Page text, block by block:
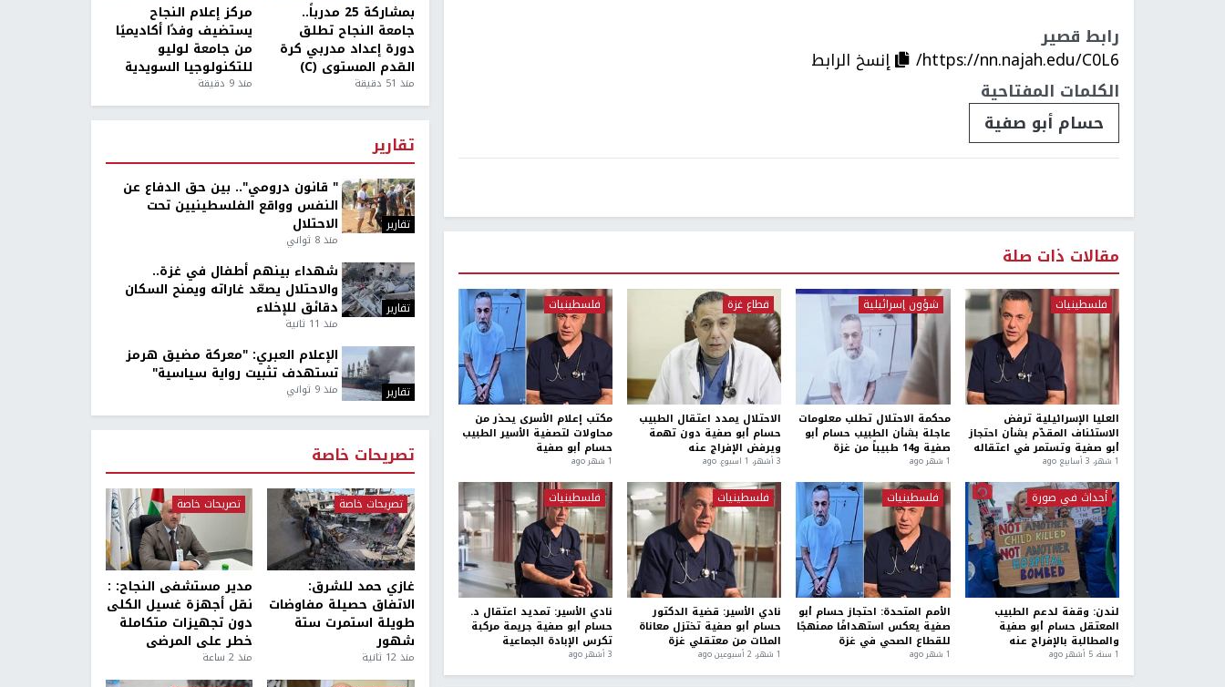
رابط قصير
https://nn.najah.edu/C0L6/
إنسخ الرابط
الكلمات المفتاحية
حسام أبو صفية
مقالات ذات صلة
فلسطينيات
العليا الإسرائيلية ترفض
الاستئناف المقدّم بشأن احتجاز
أبو صفية وتستمر في اعتقاله
1 شهر، 3 أسابيع ago
شؤون إسرائيلية
محكمة الاحتلال تطلب معلومات
عاجلة بشأن الطبيب حسام أبو
صفية و14 طبيباً من غزة
1 شهر ago
قطاع غزة
الاحتلال يمدد اعتقال الطبيب
حسام أبو صفية دون تهمة
ويرفض الإفراج عنه
3 أشهر، 1 اسبوع. ago
فلسطينيات
مكتب إعلام الأسرى يحذر من
محاولات لتصفية الأسير الطبيب
حسام أبو صفية
1 شهر ago
أحداث في صورة
لندن: وقفة لدعم الطبيب
المعتقل حسام أبو صفية
والمطالبة بالإفراج عنه
1 سنة، 5 أشهر ago
فلسطينيات
الأمم المتحدة: احتجاز حسام أبو
صفية يعكس استهدافًا ممنهجًا
للقطاع الصحي في غزة
1 شهر ago
فلسطينيات
نادي الأسير: قضية الدكتور
حسام أبو صفية تختزل معاناة
المئات من معتقلي غزة
1 شهر، 2 أسبوعين ago
فلسطينيات
نادي الأسير: تمديد اعتقال د.
حسام أبو صفية جريمة مركبة
تكرس الإبادة الجماعية
3 أشهر ago
بمشاركة 25 مدرباً..
جامعة النجاح تطلق
دورة إعداد مدربي كرة
القدم المستوى (C)
منذ 51 دقيقة
مركز إعلام النجاح
يستضيف وفدًا أكاديميًا
من جامعة لوليو
للتكنولوجيا السويدية
منذ 9 دقيقة
تقارير
تقارير
" قانون درومي".. بين حق الدفاع عن
النفس وواقع الفلسطينيين تحت
الاحتلال
منذ 8 ثواني
تقارير
شهداء بينهم أطفال في غزة..
والاحتلال يصعّد غاراته ويمنح السكان
دقائق للإخلاء
منذ 11 ثانية
تقارير
الإعلام العبري: "معركة مضيق هرمز
تستهدف تثبيت رواية سياسية"
منذ 9 ثواني
تصريحات خاصة
تصريحات خاصة
غازي حمد للشرق:
الاتفاق حصيلة مفاوضات
طويلة استمرت ستة
شهور
منذ 12 ثانية
تصريحات خاصة
مدير مستشفى النجاح: :
نقل أجهزة غسيل الكلى
دون تجهيزات متكاملة
خطر على المرضى
منذ 2 ساعة